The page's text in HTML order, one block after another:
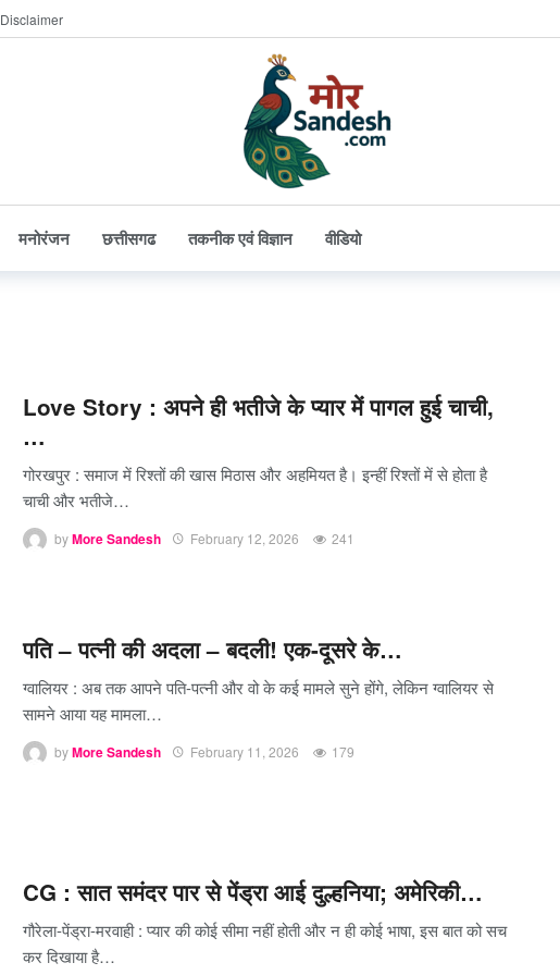
Disclaimer
मनोरंजन छत्तीसगढ तकनीक एवं विज्ञान वीडियो
Love Story : अपने ही भतीजे के प्यार में पागल हुई चाची,
…
गोरखपुर : समाज में रिश्तों की खास मिठास और अहमियत है। इन्हीं रिश्तों में से होता है
चाची और भतीजे…
byMore Sandesh February 12, 2026 241
पति – पत्नी की अदला – बदली! एक-दूसरे के…
ग्वालियर : अब तक आपने पति-पत्नी और वो के कई मामले सुने होंगे, लेकिन ग्वालियर से
सामने आया यह मामला…
byMore Sandesh February 11, 2026 179
CG : सात समंदर पार से पेंड्रा आई दुल्हनिया; अमेरिकी…
गौरेला-पेंड्रा-मरवाही : प्यार की कोई सीमा नहीं होती और न ही कोई भाषा, इस बात को सच
कर दिखाया है…